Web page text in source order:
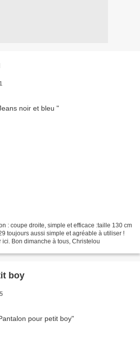
: coupe droite, simple et efficace :taille 130 cm
toujours aussi simple et agréable à utiliser !
ici. Bon dimanche à tous, Christelou
boy